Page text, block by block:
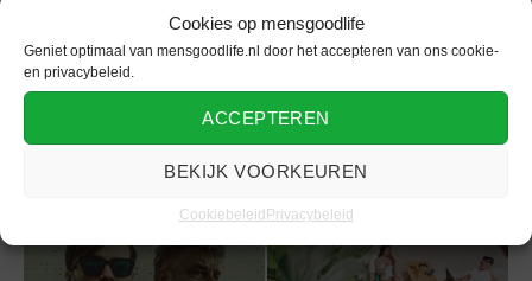
Cookies op mensgoodlife
Geniet optimaal van mensgoodlife.nl door het accepteren van ons cookie-
en privacybeleid.
ACCEPTEREN
BEKIJK VOORKEUREN
Cookiebeleid Privacybeleid
Last One Laughing:
Wie houdt zijn gezicht
staat nu op Netflix:
Cast, Verhaal en
Details